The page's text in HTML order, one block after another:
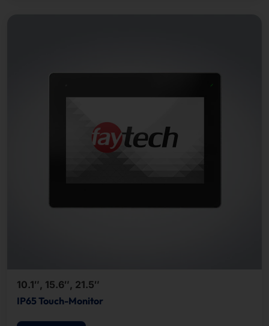
10.1″, 15.6″, 21.5″
IP65 Touch-Monitor